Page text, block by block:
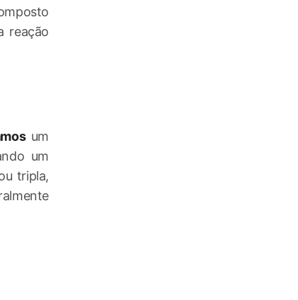
reação
um
um
tripla,